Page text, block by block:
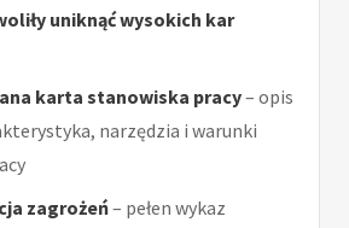
uniknąć wysokich kar
karta stanowiska pracy– opis
narzędzia i warunki
zagrożeń– pełen wykaz